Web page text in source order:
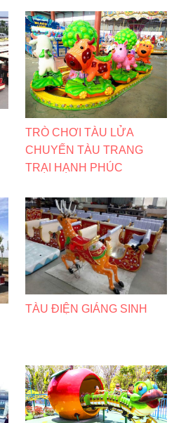
TRÒ CHƠI TÀU LỬA
CHUYẾN TÀU TRANG
TRẠI HẠNH PHÚC
TÀU ĐIỆN GIÁNG SINH